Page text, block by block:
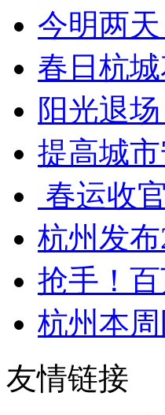
今明两
春日杭
阳光退
提高城
春运收
杭州发
抢手！
杭州本
友情链接